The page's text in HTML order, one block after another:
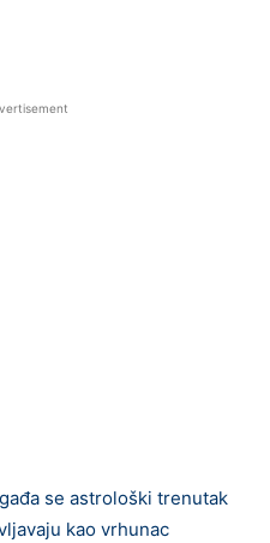
se astrološki trenutak
kao vrhunac